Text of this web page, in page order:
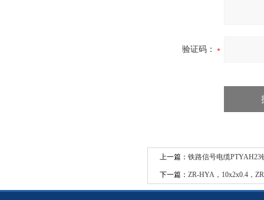
验证码：
上一篇： 铁路信号电缆PTYAH23
下一篇： ZR-HYA，10x2x0.4，